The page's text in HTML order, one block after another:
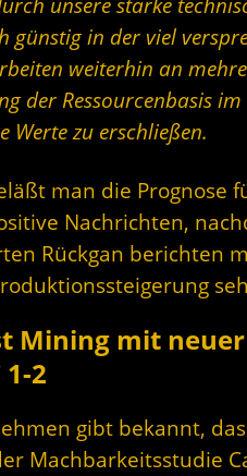
günstig in der viel
weiterhin an
der Ressourcenbasis
Werte zu erschließen.
man die Prognose
Nachrichten,
Rückgan berichten
Mining mit
1-2
gibt bekannt,
Machbarkeitsstudie